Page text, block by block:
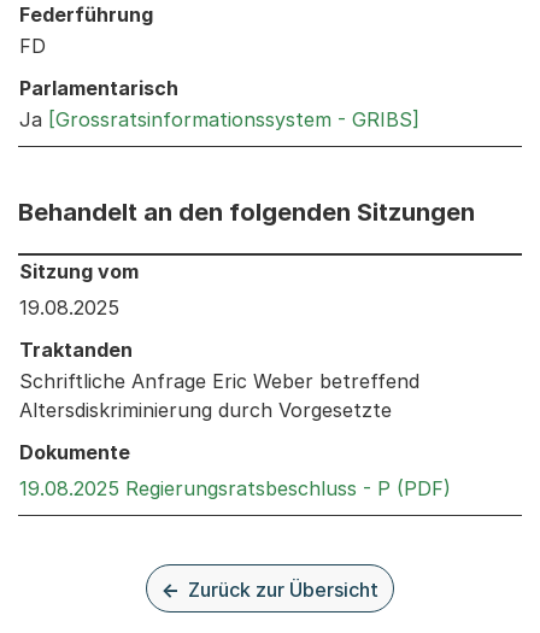
Federführung
FD
Parlamentarisch
Ja [Grossratsinformationssystem - GRIBS]
Behandelt an den folgenden Sitzungen
Behandelt an den folgenden Sitzungen: Informationen
Sitzung vom
19.08.2025
Traktanden
Schriftliche Anfrage Eric Weber betreffend
Altersdiskriminierung durch Vorgesetzte
Dokumente
19.08.2025 Regierungsratsbeschluss - P (PDF)
Zurück zur Übersicht